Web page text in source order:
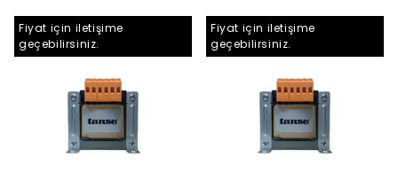
Fiyat için iletişime
geçebilirsiniz.
Fiyat için iletişime
geçebilirsiniz.